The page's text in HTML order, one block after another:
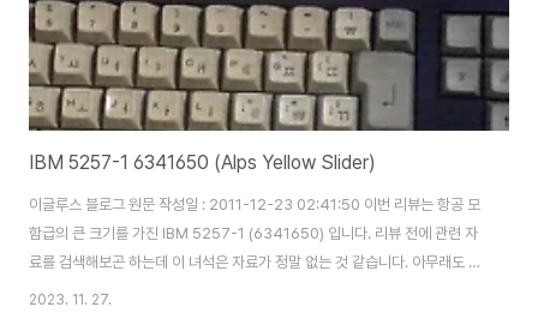
IBM 5257-1 6341650 (Alps Yellow Slider)
이글루스 블로그 원문 작성일 : 2011-12-23 02:41:50 이번 리뷰는 항공 모
함급의 큰 크기를 가진 IBM 5257-1 (6341650) 입니다. 리뷰 전에 관련 자
료를 검색해보곤 하는데 이 녀석은 자료가 정말 없는 것 같습니다. 아무래도 크
기나 배열도 그렇고 개조를 하지않으면 일반 PC에서 사용이 힘들기 때문에 그
2023. 11. 27.